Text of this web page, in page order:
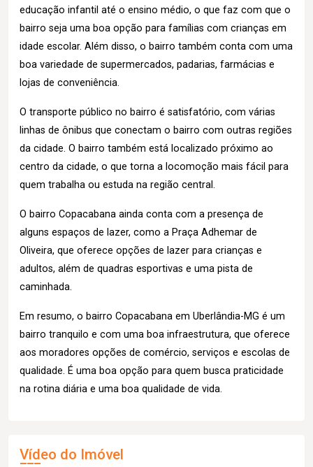
educação infantil até o ensino médio, o que faz com que o
bairro seja uma boa opção para famílias com crianças em
idade escolar. Além disso, o bairro também conta com uma
boa variedade de supermercados, padarias, farmácias e
lojas de conveniência.
O transporte público no bairro é satisfatório, com várias
linhas de ônibus que conectam o bairro com outras regiões
da cidade. O bairro também está localizado próximo ao
centro da cidade, o que torna a locomoção mais fácil para
quem trabalha ou estuda na região central.
O bairro Copacabana ainda conta com a presença de
alguns espaços de lazer, como a Praça Adhemar de
Oliveira, que oferece opções de lazer para crianças e
adultos, além de quadras esportivas e uma pista de
caminhada.
Em resumo, o bairro Copacabana em Uberlândia-MG é um
bairro tranquilo e com uma boa infraestrutura, que oferece
aos moradores opções de comércio, serviços e escolas de
qualidade. É uma boa opção para quem busca praticidade
na rotina diária e uma boa qualidade de vida.
Vídeo do Imóvel